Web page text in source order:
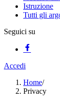
Istruzione
Tutti gli
Seguici su
Accedi
Home/
Privacy